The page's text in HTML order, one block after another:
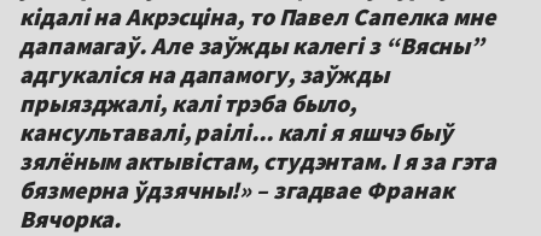
кідалі на Акрэсціна, то Павел Сапелка мне
дапамагаў. Але заўжды калегі з “Вясны”
адгукаліся на дапамогу, заўжды
прыязджалі, калі трэба было,
кансультавалі, раілі... калі я яшчэ быў
зялёным актывістам, студэнтам. І я за гэта
бязмерна ўдзячны!» – згадвае Франак
Вячорка.